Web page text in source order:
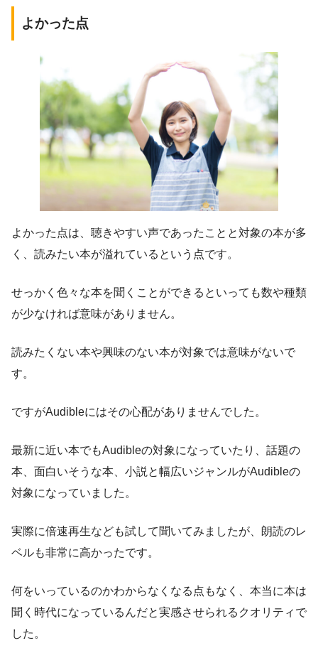
よかった点
よかった点は、聴きやすい声であったことと対象の本が多
く、読みたい本が溢れているという点です。
せっかく色々な本を聞くことができるといっても数や種類
が少なければ意味がありません。
読みたくない本や興味のない本が対象では意味がないで
す。
ですがAudibleにはその心配がありませんでした。
最新に近い本でもAudibleの対象になっていたり、話題の
本、面白いそうな本、小説と幅広いジャンルがAudibleの
対象になっていました。
実際に倍速再生なども試して聞いてみましたが、朗読のレ
ベルも非常に高かったです。
何をいっているのかわからなくなる点もなく、本当に本は
聞く時代になっているんだと実感させられるクオリティで
した。